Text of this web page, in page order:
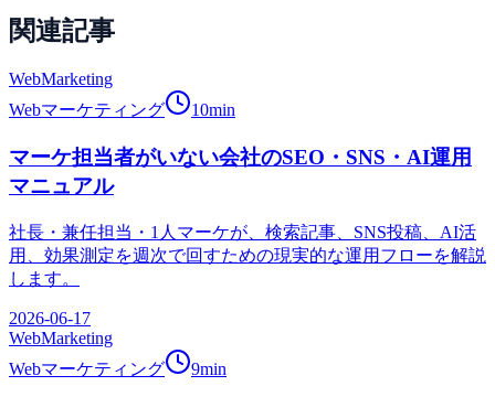
関連記事
WebMarketing
Webマーケティング
10min
マーケ担当者がいない会社のSEO・SNS・AI運用
マニュアル
社長・兼任担当・1人マーケが、検索記事、SNS投稿、AI活
用、効果測定を週次で回すための現実的な運用フローを解説
します。
2026-06-17
WebMarketing
Webマーケティング
9min